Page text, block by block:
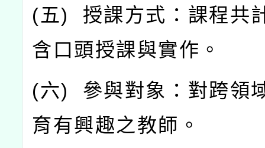
(五) 授課方式：課程共
含口頭授課與實作。
(六) 參與對象：對跨領
育有興趣之教師。